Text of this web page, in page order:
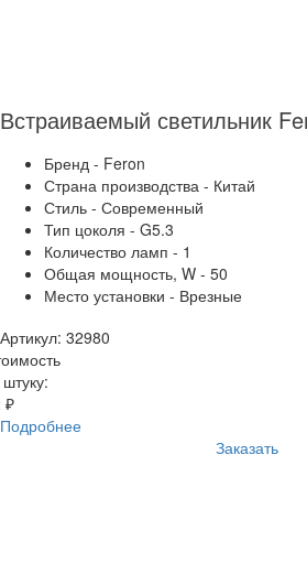
Встраиваемый светильник
Бренд - Feron
Страна производства - Китай
Стиль - Современный
Тип цоколя - G5.3
Количество ламп - 1
Общая мощность, W - 50
Место установки - Врезные
Артикул: 32980
₽
Подробнее
Заказать